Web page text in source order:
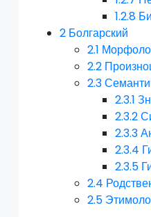
1.2.8
2 Болгарский
2.1
2.2
2.3
2.3.1
2.3.2
2.3.3
2.3.4
2.3.5
2.4
2.5